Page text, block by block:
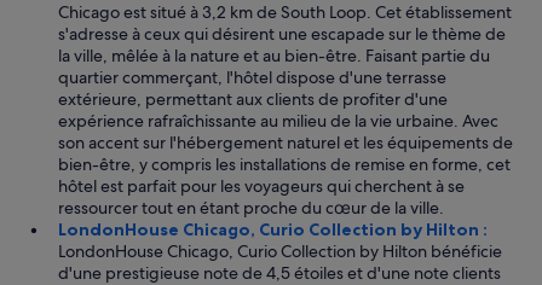
Chicago est situé à 3,2 km de South Loop. Cet établissement
s'adresse à ceux qui désirent une escapade sur le thème de
la ville, mêlée à la nature et au bien-être. Faisant partie du
quartier commerçant, l'hôtel dispose d'une terrasse
extérieure, permettant aux clients de profiter d'une
expérience rafraîchissante au milieu de la vie urbaine. Avec
son accent sur l'hébergement naturel et les équipements de
bien-être, y compris les installations de remise en forme, cet
hôtel est parfait pour les voyageurs qui cherchent à se
ressourcer tout en étant proche du cœur de la ville.
LondonHouse Chicago, Curio Collection by Hilton :
LondonHouse Chicago, Curio Collection by Hilton bénéficie
d'une prestigieuse note de 4,5 étoiles et d'une note clients